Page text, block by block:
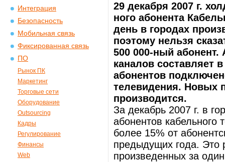
Интеграция
Безопасность
Мобильная связь
Фиксированная связь
ПО
Рынок ПК
Маркетинг
Торговые сети
Оборудование
Outsourcing
Кадры
Регулирование
Финансы
Web
29 декабря 2007 г.
ного абонента
день в городах
поэтому нельзя
500 000-ный абонент.
каналов составляет
абонентов
телевидения. Новых
производится.
За декабрь 2007 г. в
абонентов кабельного
более 15% от
предыдущих года. Это
произведенных за